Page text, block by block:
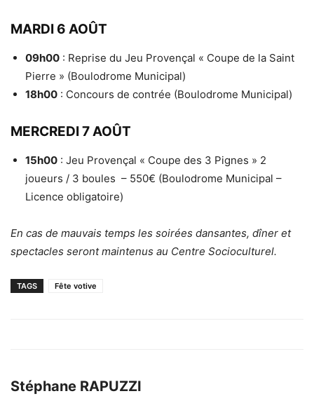
MARDI 6 AOÛT
09h00 : Reprise du Jeu Provençal « Coupe de la Saint
Pierre » (Boulodrome Municipal)
18h00 : Concours de contrée (Boulodrome Municipal)
MERCREDI 7 AOÛT
15h00 : Jeu Provençal « Coupe des 3 Pignes » 2
joueurs / 3 boules – 550€ (Boulodrome Municipal –
Licence obligatoire)
En cas de mauvais temps les soirées dansantes, dîner et
spectacles seront maintenus au Centre Socioculturel.
TAGS Fête votive
Stéphane RAPUZZI